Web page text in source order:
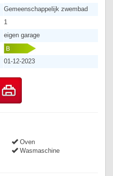
Gemeenschappelijk zwembad
1
eigen garage
01-12-2023
Oven
Wasmaschine